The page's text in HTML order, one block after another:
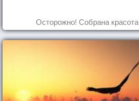
Осторожно! Собрана